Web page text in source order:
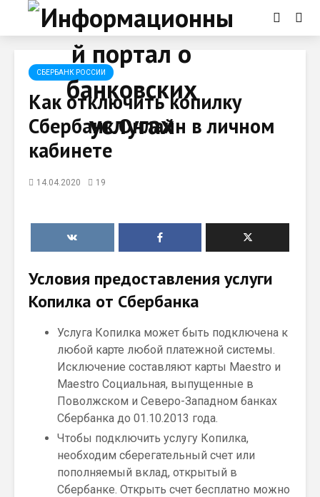
СБЕРБАНК РОССИИ
Как отключить копилку
Сбербанк Онлайн в личном
кабинете
14.04.2020 19
Условия предоставления услуги
Копилка от Сбербанка
Услуга Копилка может быть подключена к
любой карте любой платежной системы.
Исключение составляют карты Maestro и
Maestro Социальная, выпущенные в
Поволжском и Северо-Западном банках
Сбербанка до 01.10.2013 года.
Чтобы подключить услугу Копилка,
необходим сберегательный счет или
пополняемый вклад, открытый в
Сбербанке. Открыть счет бесплатно можно